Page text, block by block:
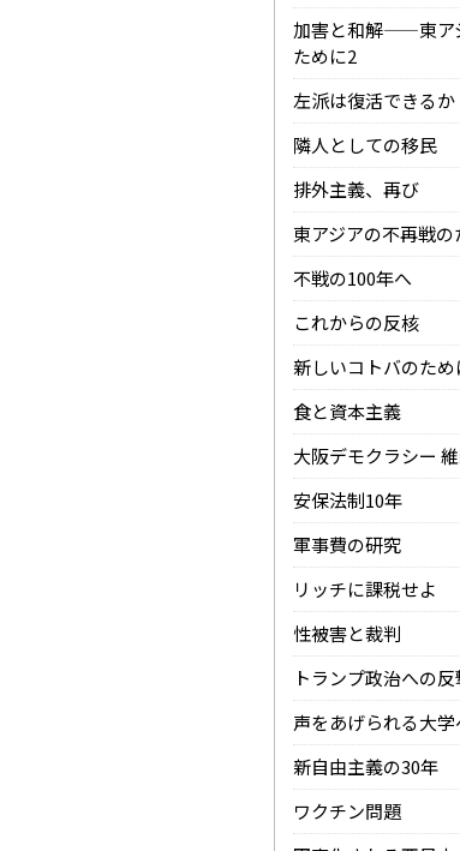
加害と和解——東ア
ために2
左派は復活できるか
隣人としての移民
排外主義、再び
東アジアの不再戦の
不戦の100年へ
これからの反核
新しいコトバのため
食と資本主義
大阪デモクラシー
安保法制10年
軍事費の研究
リッチに課税せよ
性被害と裁判
トランプ政治への
声をあげられる大学
新自由主義の30年
ワクチン問題